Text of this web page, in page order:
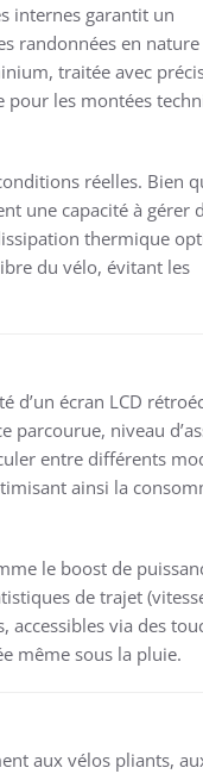
internes garantit un
randonnées en
traitée avec
pour les montées
réelles. Bien
une capacité à gérer
thermique
du vélo, évitant les
d’un écran LCD
parcourue, niveau
entre différents
ainsi la
le boost de
de trajet
accessibles via des
même sous la pluie.
aux vélos pliants,